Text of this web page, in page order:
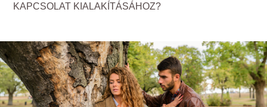
KAPCSOLAT KIALAKÍTÁSÁHOZ?